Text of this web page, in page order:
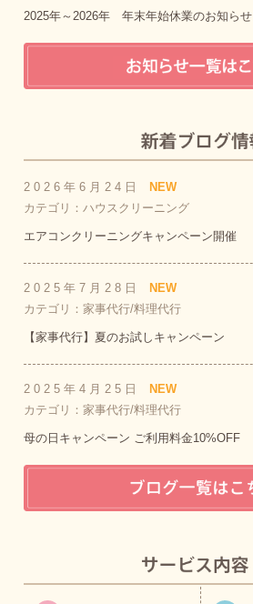
2025年～2026年 年末年始休業のお知らせ
2026年6月24日
NEW
カテゴリ：ハウスクリーニング
エアコンクリーニングキャンペーン開催
2025年7月28日
NEW
カテゴリ：家事代行/料理代行
【家事代行】夏のお試しキャンペーン
2025年4月25日
NEW
カテゴリ：家事代行/料理代行
母の日キャンペーン ご利用料金10%OFF